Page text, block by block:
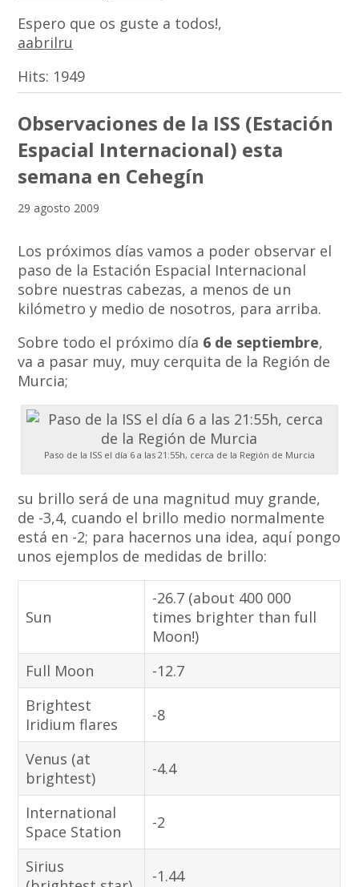
Espero que os guste a todos!,
aabrilru
Hits: 1949
Observaciones de la ISS (Estación
Espacial Internacional) esta
semana en Cehegín
29 agosto 2009
Los próximos días vamos a poder observar el
paso de la Estación Espacial Internacional
sobre nuestras cabezas, a menos de un
kilómetro y medio de nosotros, para arriba.
Sobre todo el próximo día 6 de septiembre,
va a pasar muy, muy cerquita de la Región de
Murcia;
Paso de la ISS el día 6 a las 21:55h, cerca de la Región de Murcia
su brillo será de una magnitud muy grande,
de -3,4, cuando el brillo medio normalmente
está en -2; para hacernos una idea, aquí pongo
unos ejemplos de medidas de brillo:
Sun
-26.7 (about 400 000
times brighter than full
Moon!)
Full Moon
-12.7
Brightest
Iridium flares
-8
Venus (at
brightest)
-4.4
International
Space Station
-2
Sirius
-1.44